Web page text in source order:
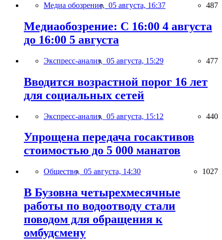
Медиа обозрение, 05 августа, 16:37 487
Медиаобозрение: С 16:00 4 августа
до 16:00 5 августа
Экспресс-анализ, 05 августа, 15:29 477
Вводится возрастной порог 16 лет
для социальных сетей
Экспресс-анализ, 05 августа, 15:12 440
Упрощена передача госактивов
стоимостью до 5 000 манатов
Общество, 05 августа, 14:30 1027
В Бузовна четырехмесячные
работы по водоотводу стали
поводом для обращения к
омбудсмену